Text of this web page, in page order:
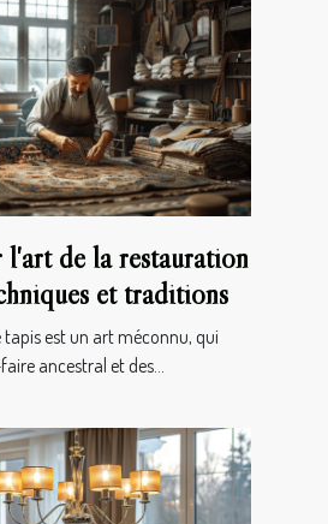
l'art de la restauration
et traditions
est un art méconnu, qui
ancestral et des...